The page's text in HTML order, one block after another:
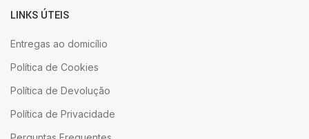
LINKS ÚTEIS
Entregas ao domicílio
Política de Cookies
Política de Devolução
Política de Privacidade